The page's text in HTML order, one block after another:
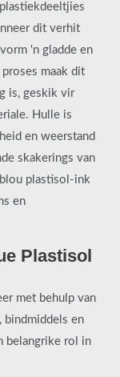
dit verhit
'n gladde en
maak dit
is, geskik vir
Hulle is
en weerstand
skakerings van
plastisol-ink
en
Plastisol
met behulp van
bindmiddels en
belangrike rol in